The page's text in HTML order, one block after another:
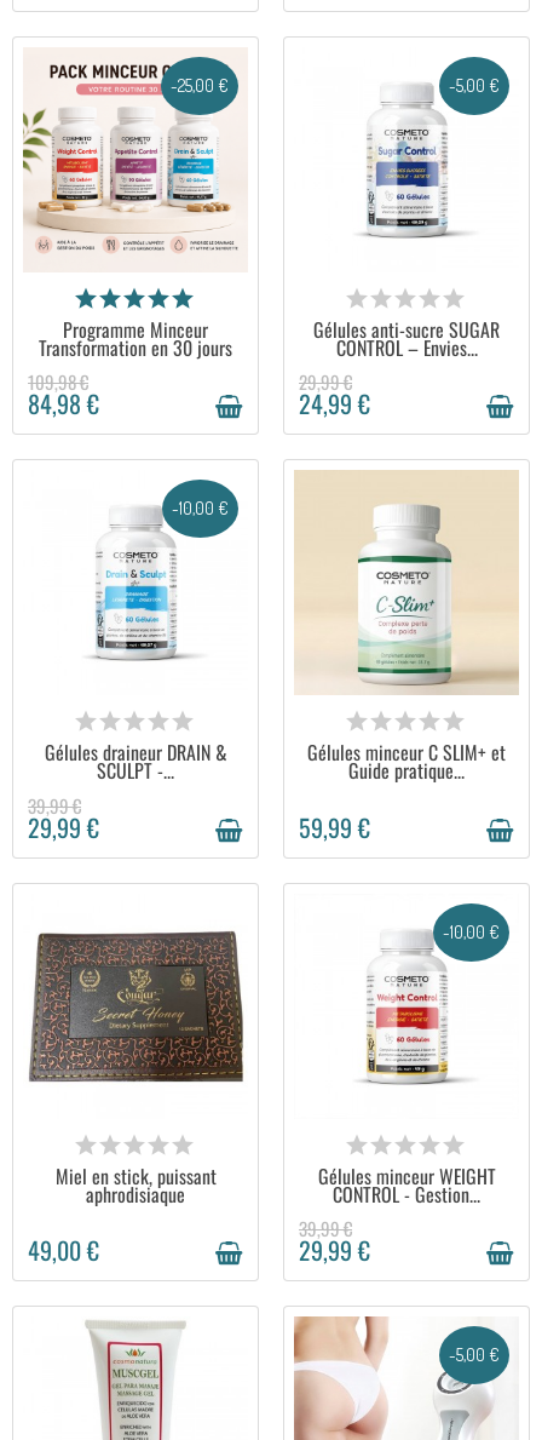
-25,00 €
EN STOCK
Programme Minceur
Transformation en 30 jours
109,98 €
84,98 €
-5,00 €
EN STOCK
Gélules anti-sucre SUGAR
CONTROL – Envies...
29,99 €
24,99 €
-10,00 €
EN STOCK
Gélules draineur DRAIN &
SCULPT -...
39,99 €
29,99 €
EN STOCK
Gélules minceur C SLIM+ et
Guide pratique...
59,99 €
EN STOCK
Miel en stick, puissant
aphrodisiaque
49,00 €
-10,00 €
EN STOCK
Gélules minceur WEIGHT
CONTROL - Gestion...
39,99 €
29,99 €
-5,00 €